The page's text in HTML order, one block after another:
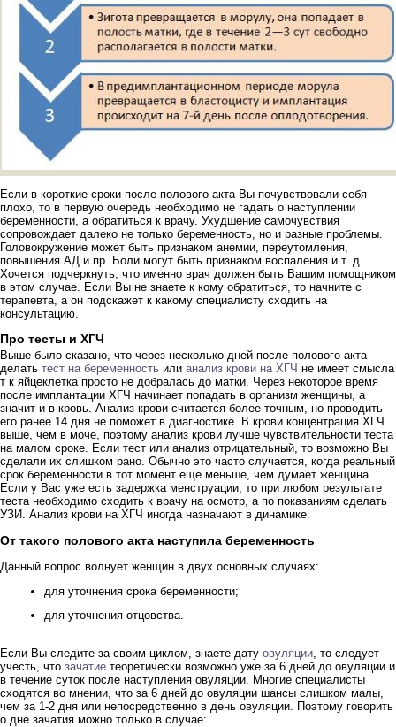
Если в короткие сроки после полового акта Вы почувствовали себя
плохо, то в первую очередь необходимо не гадать о наступлении
беременности, а обратиться к врачу. Ухудшение самочувствия
сопровождает далеко не только беременность, но и разные проблемы.
Головокружение может быть признаком анемии, переутомления,
повышения АД и пр. Боли могут быть признаком воспаления и т. д.
Хочется подчеркнуть, что именно врач должен быть Вашим помощником
в этом случае. Если Вы не знаете к кому обратиться, то начните с
терапевта, а он подскажет к какому специалисту сходить на
консультацию.
Про тесты и ХГЧ
Выше было сказано, что через несколько дней после полового акта
делать тест на беременность или анализ крови на ХГЧ не имеет смысла
т к яйцеклетка просто не добралась до матки. Через некоторое время
после имплантации ХГЧ начинает попадать в организм женщины, а
значит и в кровь. Анализ крови считается более точным, но проводить
его ранее 14 дня не поможет в диагностике. В крови концентрация ХГЧ
выше, чем в моче, поэтому анализ крови лучше чувствительности теста
на малом сроке. Если тест или анализ отрицательный, то возможно Вы
сделали их слишком рано. Обычно это часто случается, когда реальный
срок беременности в тот момент еще меньше, чем думает женщина.
Если у Вас уже есть задержка менструации, то при любом результате
теста необходимо сходить к врачу на осмотр, а по показаниям сделать
УЗИ. Анализ крови на ХГЧ иногда назначают в динамике.
От такого полового акта наступила беременность
Данный вопрос волнует женщин в двух основных случаях:
для уточнения срока беременности;
для уточнения отцовства.
Если Вы следите за своим циклом, знаете дату овуляции , то следует
учесть, что зачатие теоретически возможно уже за 6 дней до овуляции и
в течение суток после наступления овуляции. Многие специалисты
сходятся во мнении, что за 6 дней до овуляции шансы слишком малы,
чем за 1-2 дня или непосредственно в день овуляции. Поэтому говорить
о дне зачатия можно только в случае: